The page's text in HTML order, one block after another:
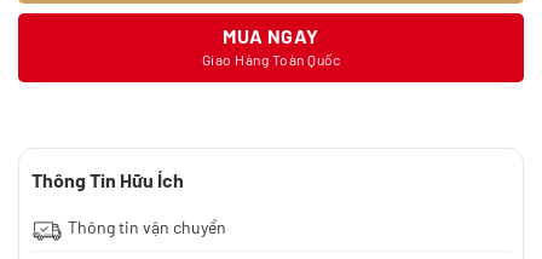
MUA NGAY
Giao Hàng Toàn Quốc
Thông Tin Hữu Ích
Thông tin vận chuyển